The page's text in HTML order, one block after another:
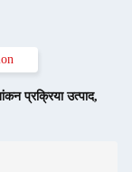
प्रक्रिया उत्पाद,